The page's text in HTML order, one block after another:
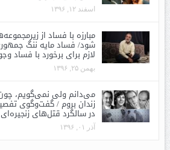
اسفند ۱۲, ۱۳۹۶
مبارزه با فساد از
شود/ فساد مایه ننگ
لازم برای برخورد با فساد
بهمن ۲۵, ۱۳۹۶
می‌دانم ولی نمی‌گویم،
زندان بروم / گفت‌وگوی
در سالگرد قتل‌های زنجیره‌ای
آذر ۰۱, ۱۳۹۶